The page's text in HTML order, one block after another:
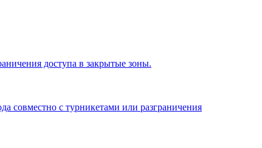
доступа в закрытые зоны.
совместно с турникетами или разграничения